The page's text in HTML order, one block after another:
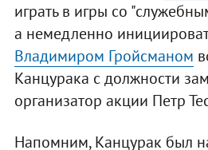
играть в игры со
а немедленно
Владимиром Гройсманом
Канцурака с должности
организатор акции Петр
Напомним, Канцурак был